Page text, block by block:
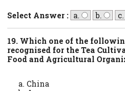
Select Answer : a. b.
19. Which one of the
recognised for the Tea
Food and Agricultural
China